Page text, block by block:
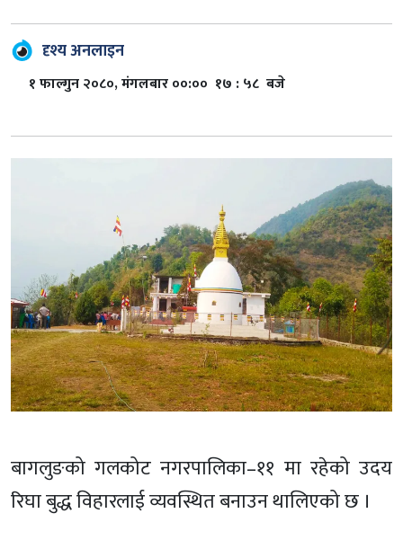
दृश्य अनलाइन
१ फाल्गुन २०८०, मंगलबार ००:०० १७ : ५८ बजे
बागलुङको गलकोट नगरपालिका–११ मा रहेको उदय
रिघा बुद्ध विहारलाई व्यवस्थित बनाउन थालिएको छ ।